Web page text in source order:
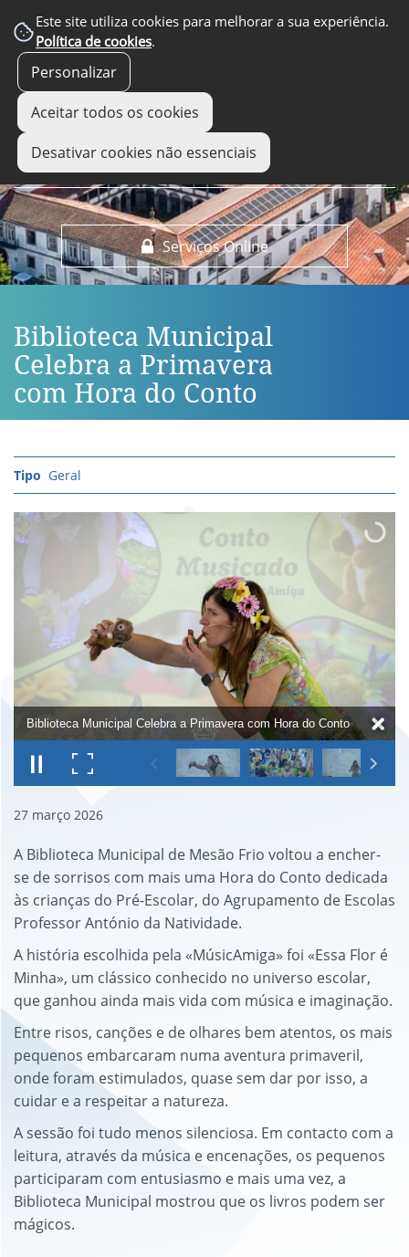
Este site utiliza cookies para melhorar a sua experiência.
Política de cookies.
Personalizar
Aceitar todos os cookies
Desativar cookies não essenciais
Serviços Online
EM DESTAQUE
Biblioteca Municipal
Celebra a Primavera
com Hora do Conto
Geral
Biblioteca Municipal Celebra a Primavera com Hora do Conto
27 março 2026
A Biblioteca Municipal de Mesão Frio voltou a encher-
se de sorrisos com mais uma Hora do Conto dedicada
às crianças do Pré-Escolar, do Agrupamento de Escolas
Professor António da Natividade.
A história escolhida pela «MúsicAmiga» foi «Essa Flor é
Minha», um clássico conhecido no universo escolar,
que ganhou ainda mais vida com música e imaginação.
Entre risos, canções e de olhares bem atentos, os mais
pequenos embarcaram numa aventura primaveril,
onde foram estimulados, quase sem dar por isso, a
cuidar e a respeitar a natureza.
A sessão foi tudo menos silenciosa. Em contacto com a
leitura, através da música e encenações, os pequenos
participaram com entusiasmo e mais uma vez, a
Biblioteca Municipal mostrou que os livros podem ser
mágicos.